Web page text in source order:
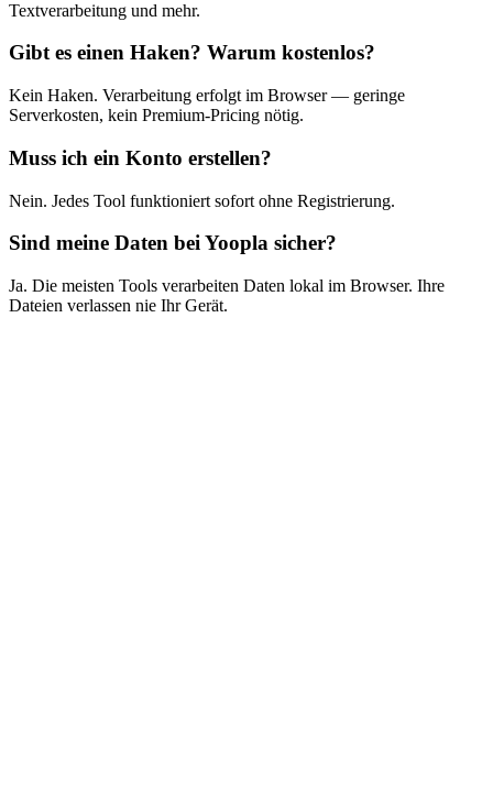
Textverarbeitung und mehr.
Gibt es einen Haken? Warum kostenlos?
Kein Haken. Verarbeitung erfolgt im Browser — geringe
Serverkosten, kein Premium-Pricing nötig.
Muss ich ein Konto erstellen?
Nein. Jedes Tool funktioniert sofort ohne Registrierung.
Sind meine Daten bei Yoopla sicher?
Ja. Die meisten Tools verarbeiten Daten lokal im Browser. Ihre
Dateien verlassen nie Ihr Gerät.